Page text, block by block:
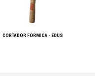
CORTADOR FORMICA - EDUS